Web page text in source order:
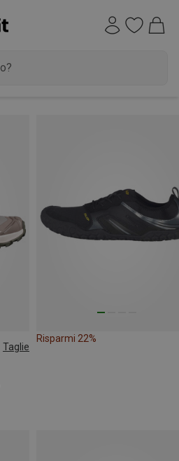
Taglie
Risparmi 22%